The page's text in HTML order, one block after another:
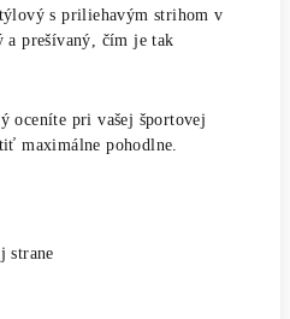
s priliehavým strihom v
a prešívaný, čím je tak
oceníte pri vašej športovej
maximálne pohodlne.
strane